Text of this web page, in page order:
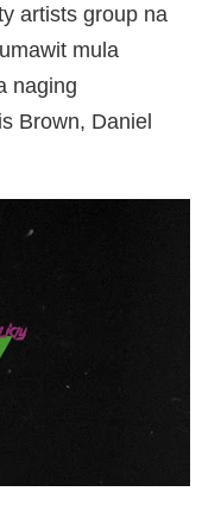
artists group na
mula
naging
Brown, Daniel